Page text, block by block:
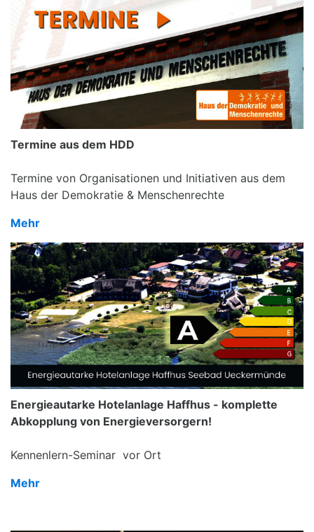
Termine aus dem HDD
Termine von Organisationen und Initiativen aus dem
Haus der Demokratie & Menschenrechte
Mehr
Energieautarke Hotelanlage Haffhus - komplette
Abkopplung von Energieversorgern!
Kennenlern-Seminar vor Ort
Mehr